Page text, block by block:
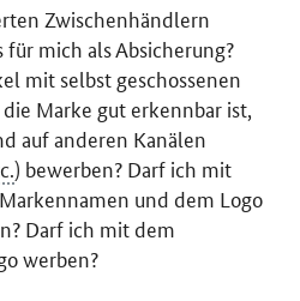
Zwischenhändlern
mich als Absicherung?
mit selbst geschossenen
Marke gut erkennbar ist,
auf anderen Kanälen
) bewerben? Darf ich mit
und dem Logo
Darf ich mit dem
werben?